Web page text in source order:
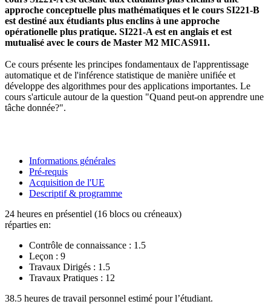
approche conceptuelle plus mathématiques et le cours SI221-B
est destiné aux étudiants plus enclins à une approche
opérationelle plus pratique. SI221-A est en anglais et est
mutualisé avec le cours de Master M2 MICAS911.
Ce cours présente les principes fondamentaux de l'apprentissage
automatique et de l'inférence statistique de manière unifiée et
développe des algorithmes pour des applications importantes. Le
cours s'articule autour de la question "Quand peut-on apprendre une
tâche donnée?".
Informations générales
Pré-requis
Acquisition de l'UE
Descriptif & programme
24 heures en présentiel (16 blocs ou créneaux)
réparties en:
Contrôle de connaissance : 1.5
Leçon : 9
Travaux Dirigés : 1.5
Travaux Pratiques : 12
38.5 heures de travail personnel estimé pour l’étudiant.